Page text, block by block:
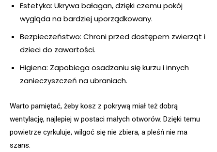
Estetyka: Ukrywa bałagan, dzięki czemu pokój
wygląda na bardziej uporządkowany.
Bezpieczeństwo: Chroni przed dostępem zwierząt i
dzieci do zawartości.
Higiena: Zapobiega osadzaniu się kurzu i innych
zanieczyszczeń na ubraniach.
Warto pamiętać, żeby kosz z pokrywą miał też dobrą
wentylację, najlepiej w postaci małych otworów. Dzięki temu
powietrze cyrkuluje, wilgoć się nie zbiera, a pleśń nie ma
szans.